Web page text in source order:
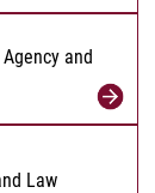
and
Law